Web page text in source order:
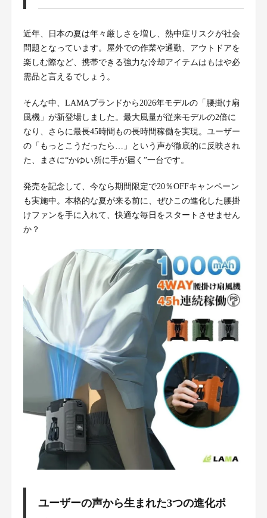
近年、日本の夏は年々厳しさを増し、熱中症リスクが社会
問題となっています。屋外での作業や通勤、アウトドアを
楽しむ際など、携帯できる強力な冷却アイテムはもはや必
需品と言えるでしょう。
そんな中、LAMAブランドから2026年モデルの「腰掛け扇
風機」が新登場しました。最大風量が従来モデルの2倍に
なり、さらに最長45時間もの長時間稼働を実現。ユーザー
の「もっとこうだったら…」という声が徹底的に反映され
た、まさに“かゆい所に手が届く”一台です。
発売を記念して、今なら期間限定で20％OFFキャンペーン
も実施中。本格的な夏が来る前に、ぜひこの進化した腰掛
けファンを手に入れて、快適な毎日をスタートさせません
か？
ユーザーの声から生まれた3つの進化ポ